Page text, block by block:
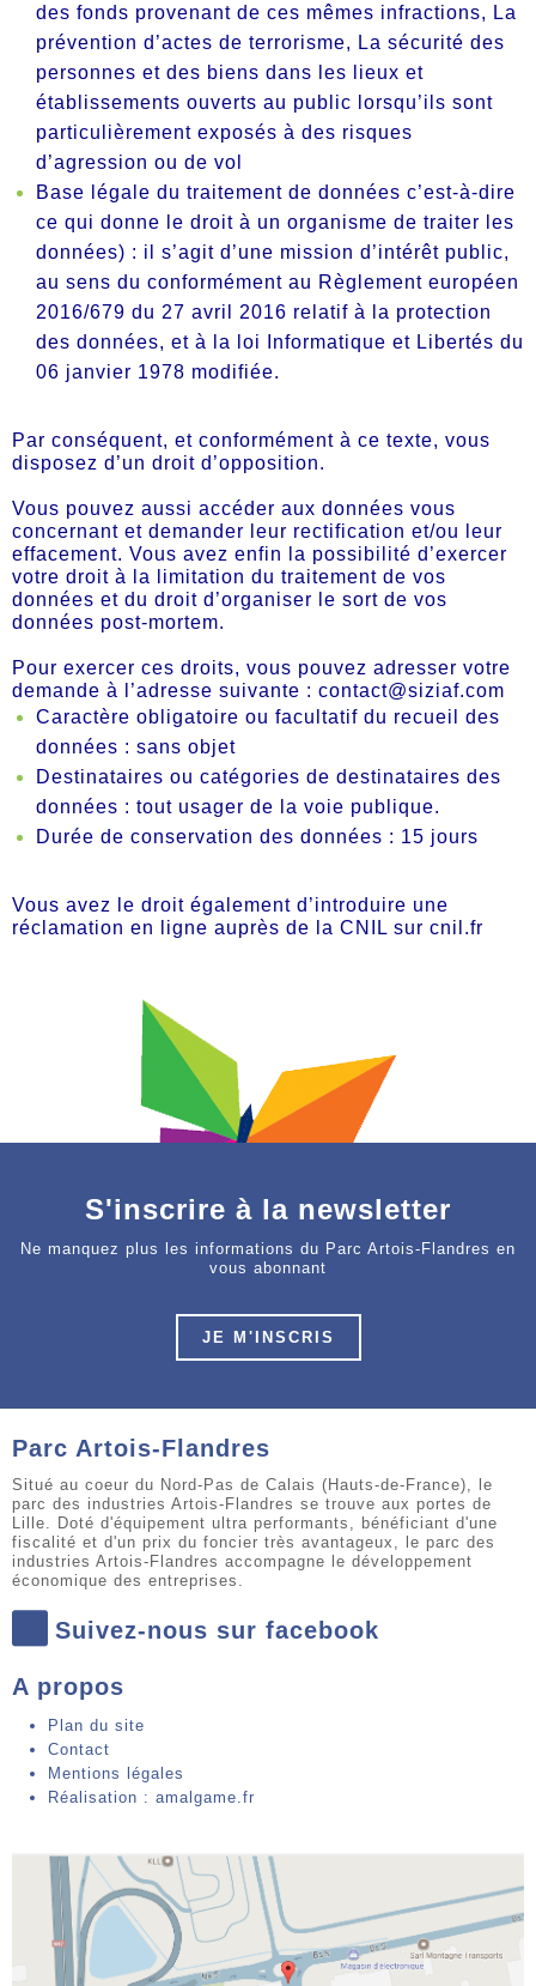
des fonds provenant de ces mêmes infractions, La
prévention d’actes de terrorisme, La sécurité des
personnes et des biens dans les lieux et
établissements ouverts au public lorsqu’ils sont
particulièrement exposés à des risques
d’agression ou de vol
Base légale du traitement de données c’est-à-dire
ce qui donne le droit à un organisme de traiter les
données) : il s’agit d’une mission d’intérêt public,
au sens du conformément au Règlement européen
2016/679 du 27 avril 2016 relatif à la protection
des données, et à la loi Informatique et Libertés du
06 janvier 1978 modifiée.
Par conséquent, et conformément à ce texte, vous
disposez d’un droit d’opposition.
Vous pouvez aussi accéder aux données vous
concernant et demander leur rectification et/ou leur
effacement. Vous avez enfin la possibilité d’exercer
votre droit à la limitation du traitement de vos
données et du droit d’organiser le sort de vos
données post-mortem.
Pour exercer ces droits, vous pouvez adresser votre
demande à l’adresse suivante : contact@siziaf.com
Caractère obligatoire ou facultatif du recueil des
données : sans objet
Destinataires ou catégories de destinataires des
données : tout usager de la voie publique.
Durée de conservation des données : 15 jours
Vous avez le droit également d’introduire une
réclamation en ligne auprès de la CNIL sur cnil.fr
S'inscrire à la newsletter
Ne manquez plus les informations du Parc Artois-Flandres en
vous abonnant
JE M'INSCRIS
Parc Artois-Flandres
Situé au coeur du Nord-Pas de Calais (Hauts-de-France), le
parc des industries Artois-Flandres se trouve aux portes de
Lille. Doté d'équipement ultra performants, bénéficiant d'une
fiscalité et d'un prix du foncier très avantageux, le parc des
industries Artois-Flandres accompagne le développement
économique des entreprises.
Suivez-nous sur facebook
A propos
Plan du site
Contact
Mentions légales
Réalisation : amalgame.fr